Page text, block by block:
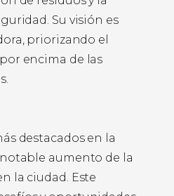
Su visión es
priorizando el
encima de las
destacados en la
aumento de la
la ciudad. Este